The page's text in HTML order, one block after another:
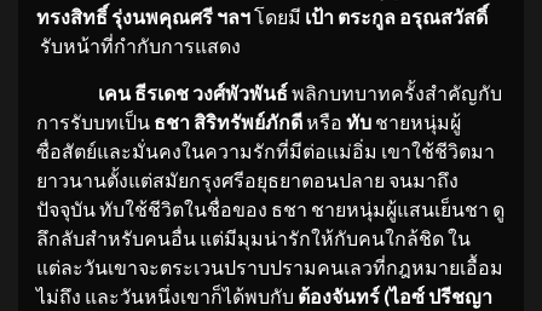
ทรงสิทธิ์ รุ่งนพคุณศรี ฯลฯโดยมี เป้า ตระกูล อรุณสวัสดิ์​
รับหน้าที่กำกับการแสดง
เคน ธีรเดช วงศ์พัวพันธ์พลิกบทบาทครั้งสำคัญกับ
การรับบทเป็น ธชา สิริทรัพย์ภักดีหรือ ทับ ชายหนุ่มผู้
ซื่อสัตย์และมั่นคงในความรักที่มีต่อแม่อิ่ม เขาใช้ชีวิตมา
ยาวนานตั้งแต่สมัยกรุงศรีอยุธยาตอนปลาย จนมาถึง
ปัจจุบัน ทับใช้ชีวิตในชื่อของ ธชา ชายหนุ่มผู้แสนเย็นชา ดู
ลึกลับสำหรับคนอื่น แต่มีมุมน่ารักให้กับคนใกล้ชิด ใน
แต่ละวันเขาจะตระเวนปราบปรามคนเลวที่กฎหมายเอื้อม
ไม่ถึง และวันหนึ่งเขาก็ได้พบกับ ต้องจันทร์ (ไอซ์ ปรีชญา